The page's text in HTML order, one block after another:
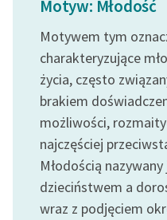
feministycznej
Ręce pełne poezji
Kolekcje edukacyjne
twórców przechodzących
do domeny publicznej,
lektur szkolnych oraz
Starego Testamentu
Odkurzamy bohaterów
Motyw: Młodość
Motywem tym
charakteryzujące
życia, często
brakiem
możliwości,
najczęściej
Młodością
dzieciństwem a
wraz z podjęciem